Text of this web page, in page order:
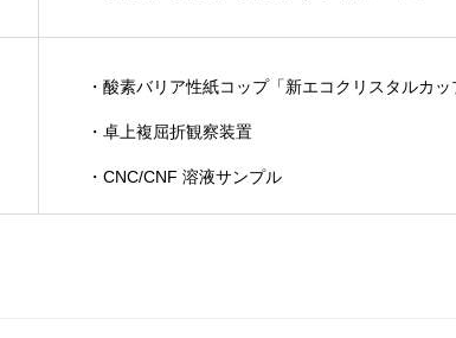
・酸素バリア性紙コップ「新エコクリスタルカ
・卓上複屈折観察装置
・ CNC/CNF 溶液サンプル